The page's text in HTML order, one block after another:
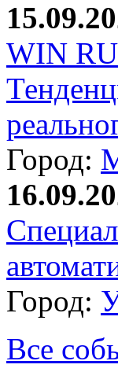
WIN
Город:
Город:
Все